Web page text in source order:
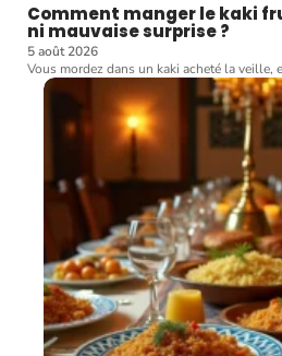
Comment manger le kaki
ni mauvaise surprise ?
5 août 2026
Vous mordez dans un kaki acheté la veille,